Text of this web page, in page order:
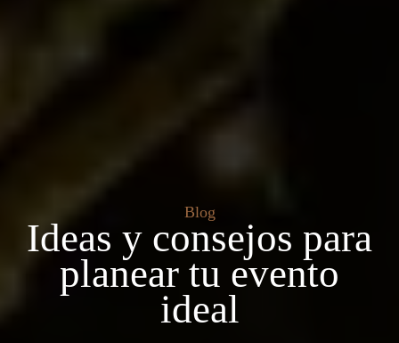
Blog
Ideas y consejos para
planear tu evento
ideal